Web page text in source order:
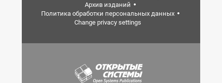
Архив изданий
Политика обработки персональных данных
Change privacy settings